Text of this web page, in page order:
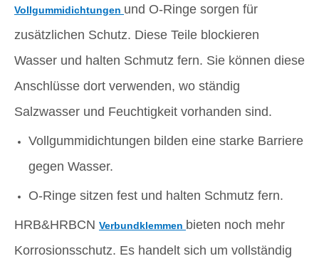
Vollgummidichtungen und O-Ringe sorgen für
zusätzlichen Schutz. Diese Teile blockieren
Wasser und halten Schmutz fern. Sie können diese
Anschlüsse dort verwenden, wo ständig
Salzwasser und Feuchtigkeit vorhanden sind.
Vollgummidichtungen bilden eine starke Barriere
gegen Wasser.
O-Ringe sitzen fest und halten Schmutz fern.
HRB&HRBCN Verbundklemmen bieten noch mehr
Korrosionsschutz. Es handelt sich um vollständig